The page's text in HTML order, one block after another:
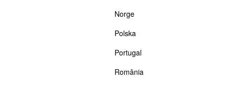
Norge
Polska
Portugal
România